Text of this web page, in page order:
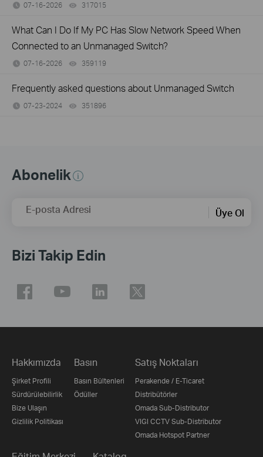
07-16-2026 317015
What Can I Do If My PC Has Slow Network Speed When
Connected to an Unmanaged Switch?
07-16-2026 359119
Frequently asked questions about Unmanaged Switch
07-23-2024 351896
Abonelik
E-posta Adresi Üye Ol
Bizi Takip Edin
Hakkımızda
Şirket Profili
Sürdürülebilirlik
Bize Ulaşın
Gizlilik Politikası
Basın
Basın Bültenleri
Ödüller
Satış Noktaları
Perakende / E-Ticaret
Distribütörler
Omada Sub-Distributor
VIGI CCTV Sub-Distributor
Omada Hotspot Partner